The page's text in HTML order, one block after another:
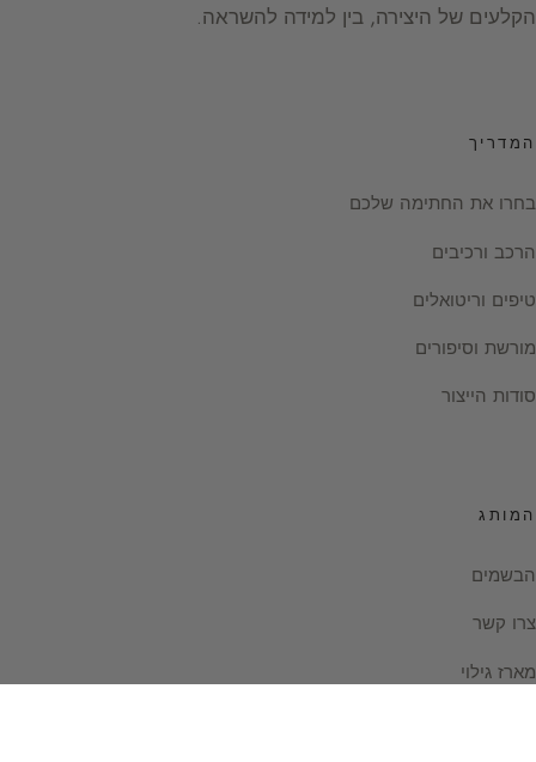
הקלעים של היצירה, בין למידה להשראה.
המדריך
בחרו את החתימה שלכם
הרכב ורכיבים
טיפים וריטואלים
מורשת וסיפורים
סודות הייצור
המותג
הבשמים
צרו קשר
מארז גילוי